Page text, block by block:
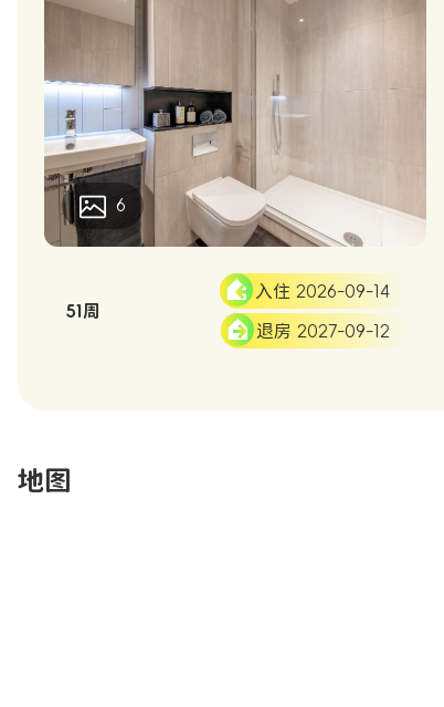
6
51周
入住 2026-09-14
退房 2027-09-12
地图